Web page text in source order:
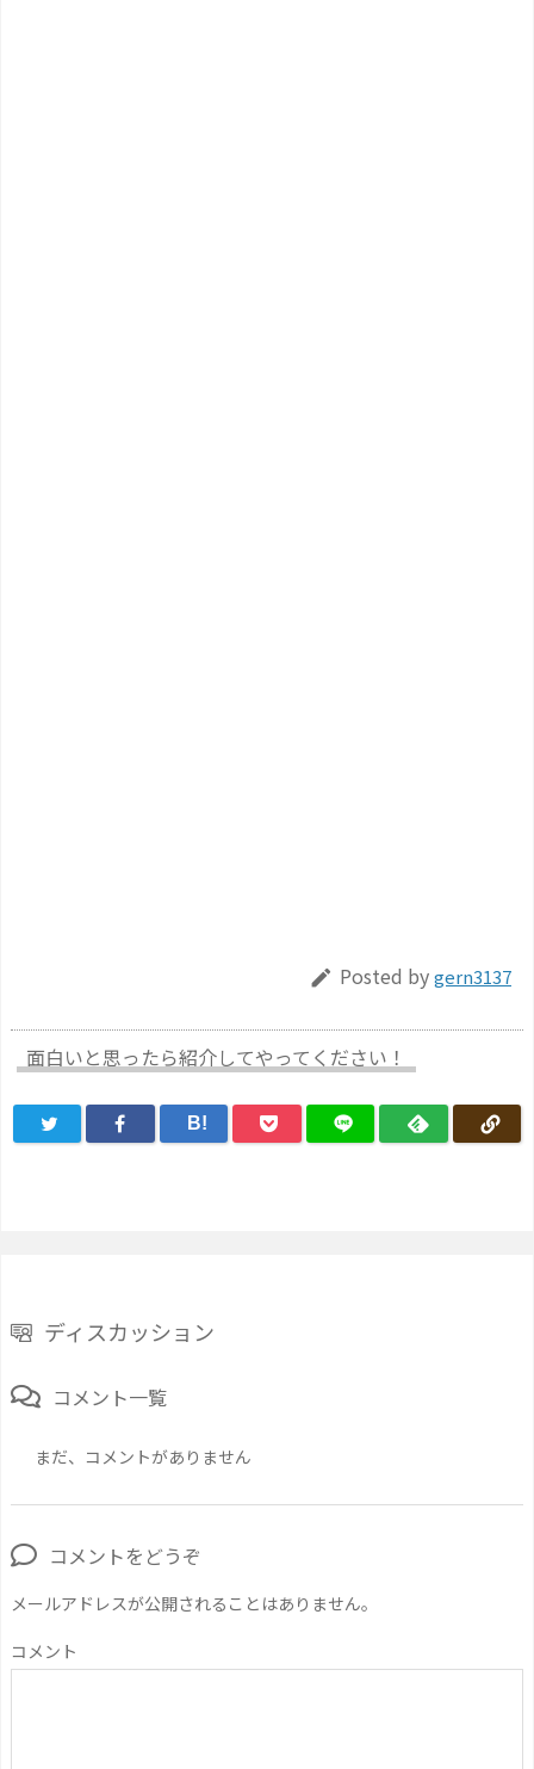
 Posted bygern3137
面白いと思ったら紹介してやってください！
B!
ディスカッション
コメント一覧
まだ、コメントがありません
コメントをどうぞ
メールアドレスが公開されることはありません。
コメント